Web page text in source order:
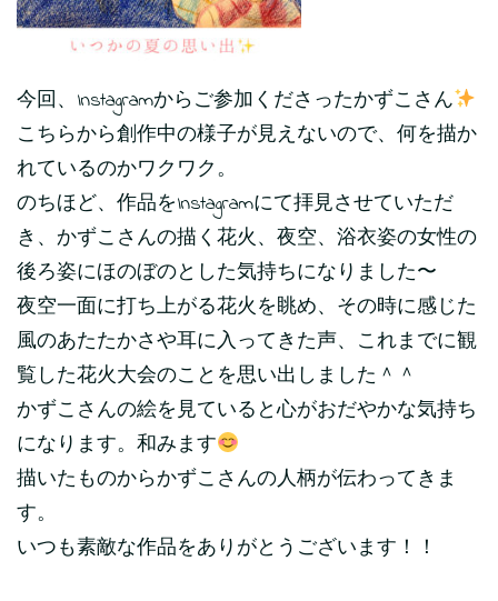
今回、Instagramからご参加くださったかずこさん
こちらから創作中の様子が見えないので、何を描か
れているのかワクワク。
のちほど、作品をInstagramにて拝見させていただ
き、かずこさんの描く花火、夜空、浴衣姿の女性の
後ろ姿にほのぼのとした気持ちになりました〜
夜空一面に打ち上がる花火を眺め、その時に感じた
風のあたたかさや耳に入ってきた声、これまでに観
覧した花火大会のことを思い出しました＾＾
かずこさんの絵を見ていると心がおだやかな気持ち
になります。和みます
描いたものからかずこさんの人柄が伝わってきま
す。
いつも素敵な作品をありがとうございます！！